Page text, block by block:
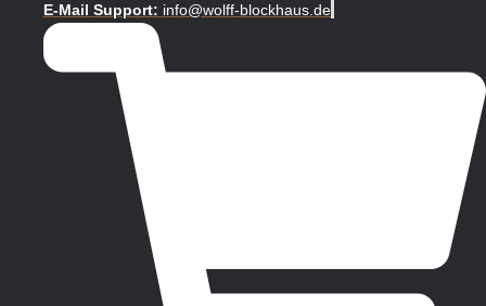
E-Mail Support: info@wolff-blockhaus.de